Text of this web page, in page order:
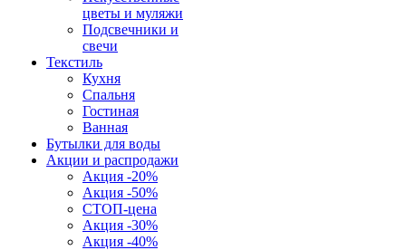
цветы и муляжи
Подсвечники и
свечи
Текстиль
Кухня
Спальня
Гостиная
Ванная
Бутылки для воды
Акции и распродажи
Акция -20%
Акция -50%
СТОП-цена
Акция -30%
Акция -40%